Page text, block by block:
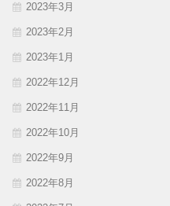
2023年3月
2023年2月
2023年1月
2022年12月
2022年11月
2022年10月
2022年9月
2022年8月